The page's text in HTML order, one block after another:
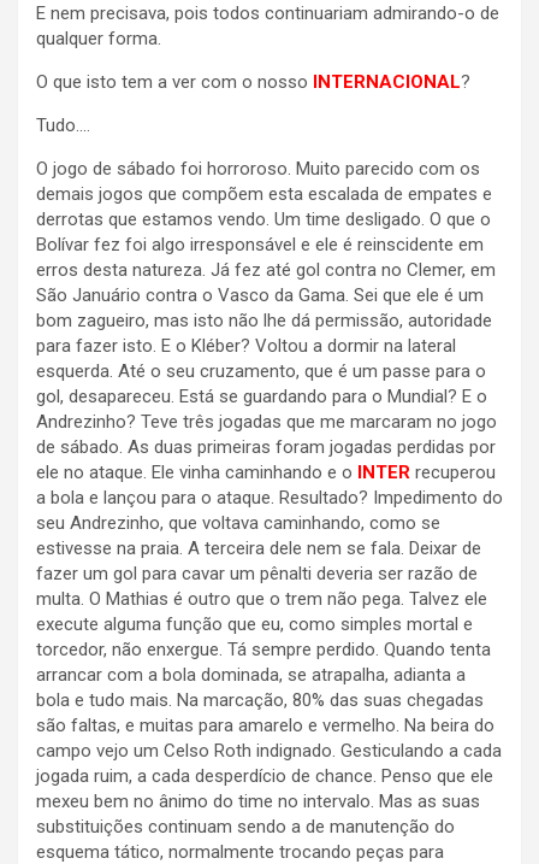
E nem precisava, pois todos continuariam admirando-o de
qualquer forma.
O que isto tem a ver com o nosso INTERNACIONAL?
Tudo….
O jogo de sábado foi horroroso. Muito parecido com os
demais jogos que compõem esta escalada de empates e
derrotas que estamos vendo. Um time desligado. O que o
Bolívar fez foi algo irresponsável e ele é reinscidente em
erros desta natureza. Já fez até gol contra no Clemer, em
São Januário contra o Vasco da Gama. Sei que ele é um
bom zagueiro, mas isto não lhe dá permissão, autoridade
para fazer isto. E o Kléber? Voltou a dormir na lateral
esquerda. Até o seu cruzamento, que é um passe para o
gol, desapareceu. Está se guardando para o Mundial? E o
Andrezinho? Teve três jogadas que me marcaram no jogo
de sábado. As duas primeiras foram jogadas perdidas por
ele no ataque. Ele vinha caminhando e o INTER recuperou
a bola e lançou para o ataque. Resultado? Impedimento do
seu Andrezinho, que voltava caminhando, como se
estivesse na praia. A terceira dele nem se fala. Deixar de
fazer um gol para cavar um pênalti deveria ser razão de
multa. O Mathias é outro que o trem não pega. Talvez ele
execute alguma função que eu, como simples mortal e
torcedor, não enxergue. Tá sempre perdido. Quando tenta
arrancar com a bola dominada, se atrapalha, adianta a
bola e tudo mais. Na marcação, 80% das suas chegadas
são faltas, e muitas para amarelo e vermelho. Na beira do
campo vejo um Celso Roth indignado. Gesticulando a cada
jogada ruim, a cada desperdício de chance. Penso que ele
mexeu bem no ânimo do time no intervalo. Mas as suas
substituições continuam sendo a de manutenção do
esquema tático, normalmente trocando peças para